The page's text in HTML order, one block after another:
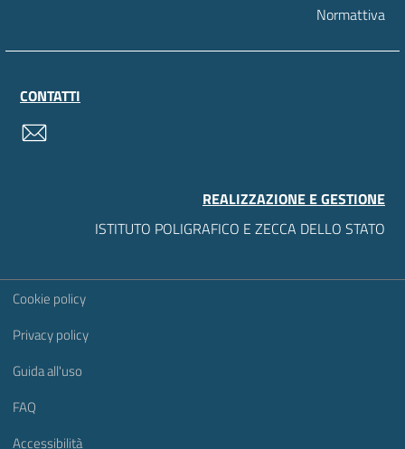
Normattiva
CONTATTI
REALIZZAZIONE E GESTIONE
ISTITUTO POLIGRAFICO E ZECCA DELLO STATO
Sezione Link Utili
Cookie policy
Privacy policy
Guida all'uso
FAQ
Accessibilità